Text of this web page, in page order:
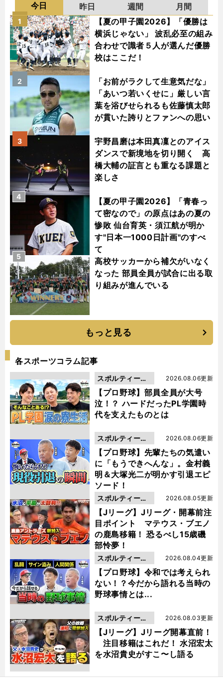
今日 昨日 週間
月間
【夏の甲子園2026】「優勝は
横浜じゃない」 波乱必至の組み
合わせで識者５人が選んだ優勝
校はここだ！
1
「お前がラクして生意気だな」
「あいつ若いくせに」厳しい言
葉を浴びせられるも佐藤慎太郎
が貫いた誇りとファンへの思い
2
宇野昌磨は本田真凜とのアイス
ダンスで新境地を切り開く 高
橋大輔の証言とも重なる課題と
楽しさ
3
【夏の甲子園2026】「青春っ
て密なので」の原点はあの夏の
惨敗 仙台育英・須江航が明か
す"日本一1000日計画"のすべ
て
4
高校サッカーから補欠がいなく
なった 部員全員が試合に出る取
り組みが進んでいる
5
もっと見る
各スポーツコラム記事
【プロ野球】部員全員が大号
泣！？ ハードだったPL学園時
代を支えたものとは
2026.08.06更新
スポルティーバ
動画
【プロ野球】先輩たちの気遣い
に「もうできへんな」。金村義
明＆大塚光二が明かす引退エピ
ソード！
2026.08.06更新
スポルティーバ
動画
【Jリーグ】Jリーグ・開幕前注
目ポイント マテウス・ブエノ
の鹿島移籍！ 恐るべし15歳磯
部怜夢！
2026.08.05更新
スポルティーバ
動画
【プロ野球】令和では考えられ
ない！？今だから語れる当時の
野球事情とは...
2026.08.04更新
スポルティーバ
動画
【Jリーグ】Jリーグ開幕直前！
注目移籍はこれだ！ 水沼宏太
を水沼貴史がすこ〜し語る
2026.08.03更新
スポルティーバ
動画